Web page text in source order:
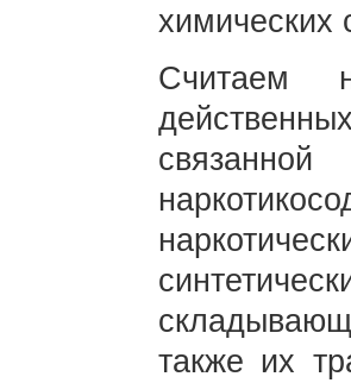
химических
Считаем
также их